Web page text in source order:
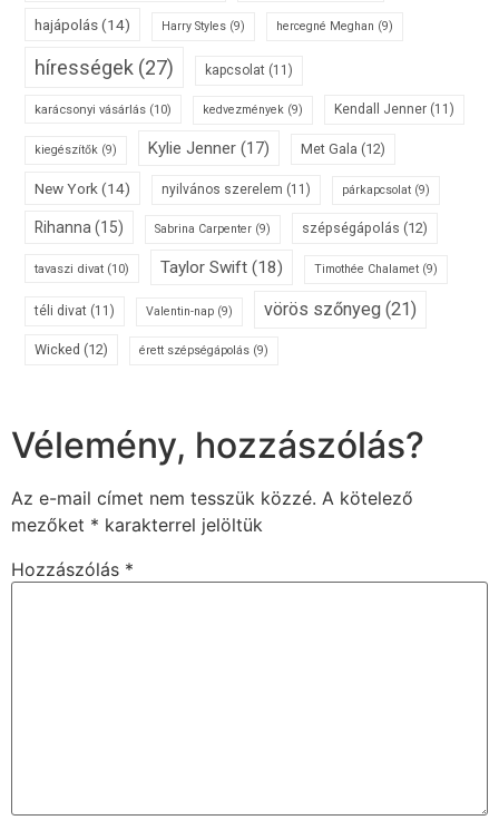
hajápolás(14) Harry Styles (9) hercegné Meghan (9)
hírességek (27) kapcsolat (11)
karácsonyi vásárlás (10) kedvezmények (9) Kendall Jenner (11)
kiegészítők (9) Kylie Jenner (17) Met Gala (12)
New York (14) nyilvános szerelem (11) párkapcsolat (9)
Rihanna (15) Sabrina Carpenter (9) szépségápolás (12)
tavaszi divat (10) Taylor Swift (18) Timothée Chalamet (9)
téli divat (11) Valentin-nap (9) vörös szőnyeg (21)
Wicked (12) érett szépségápolás (9)
Vélemény, hozzászólás?
Az e-mail címet nem tesszük közzé. A kötelező
mezőket * karakterrel jelöltük
Hozzászólás *